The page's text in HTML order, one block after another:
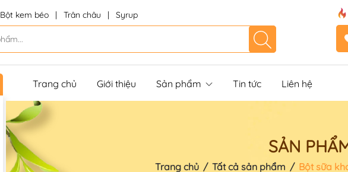
Bột kem béo | Trân châu | Syrup
Trang chủ Giới thiệu Sản phẩm Tin tức Liên hệ
SẢN
Trang chủ / Tất cả sản phẩm / Bột sữa